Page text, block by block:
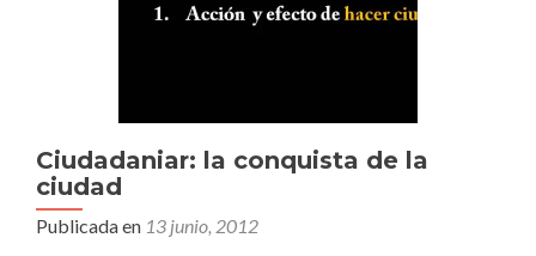
Ciudadaniar: la conquista de la
ciudad
Publicada en 13 junio, 2012